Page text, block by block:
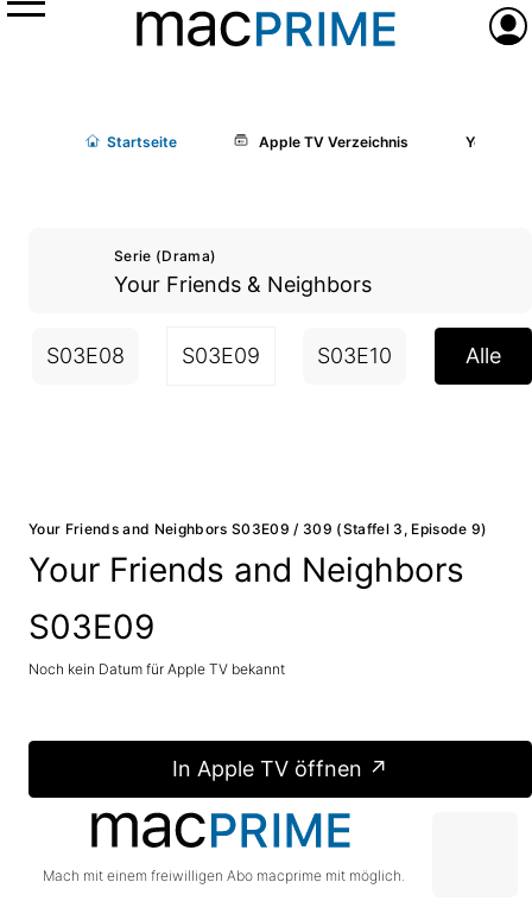
Menü
Startseite Apple TV Verzeichnis Your
Serie (Drama)
Your Friends & Neighbors
S03E08 S03E09 S03E10 Alle
Your Friends and Neighbors S03E09 / 309 (Staffel 3, Episode 9)
Your Friends and Neighbors
S03E09
Noch kein Datum für Apple TV bekannt
In Apple TV öffnen ↗
Mach mit einem freiwilligen Abo macprime mit möglich.